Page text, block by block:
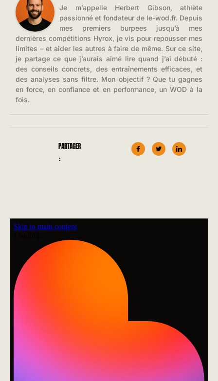
Je m’appelle Herbert Gibson, athlète
passionné et fondateur de le-wod.fr. Depuis
mes premiers burpees jusqu’à mes
dernières compétitions Hyrox, je vis pour repousser mes
limites – et aider les autres à faire de même. Sur ce site,
je partage ce que j’aurais aimé lire quand j’ai débuté :
des conseils concrets, des entraînements efficaces, et
des analyses sans filtre. Mon objectif ? Que tu gagnes
en force, en confiance et en performance, un WOD à la
fois.
PARTAGER
: